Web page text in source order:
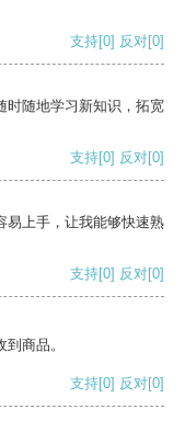
支持[0] 反对[0]
时随地学习新知识，拓宽
支持[0] 反对[0]
易上手，让我能够快速熟
支持[0] 反对[0]
商品。
支持[0] 反对[0]